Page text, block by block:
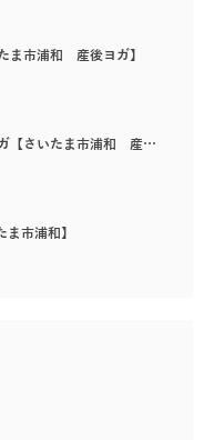
ま市浦和 産後ヨガ】
【さいたま市浦和 産…
市浦和】